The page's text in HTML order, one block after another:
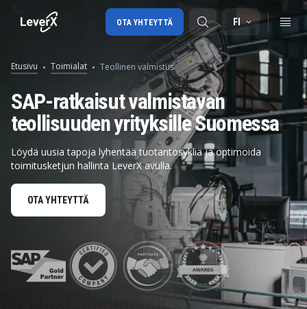
SAP-tuki
SAP-konsultointi
SAP EWM
FI
OTA YHTEYTTÄ
Etusivu Toimialat Teollinen valmistus
SAP-ratkaisut valmistavan
teollisuuden yrityksille Suomessa
Löydä uusia tapoja lyhentää tuotantosykliä ja optimoida
toimitusketjun hallinta LeverX avulla.
OTA YHTEYTTÄ